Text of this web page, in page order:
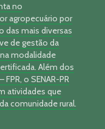
no
agropecuário por
das mais diversas
de gestão da
modalidade
Além dos
o SENAR-PR
atividades que
comunidade rural.